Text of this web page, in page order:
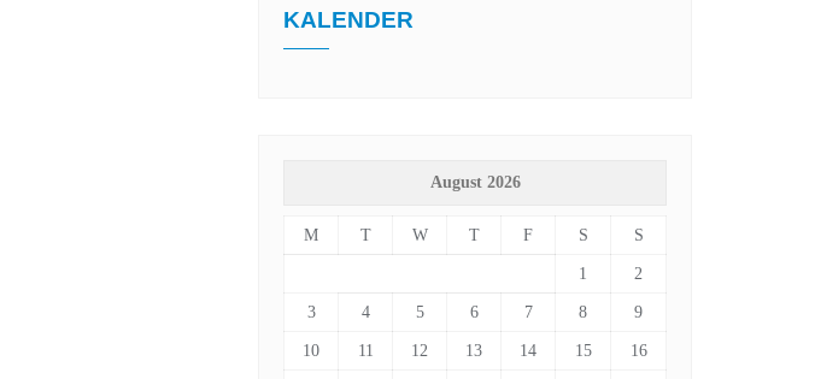
KALENDER
August 2026
M T W T F S S
1 2
3 4 5 6 7 8 9
10 11 12 13 14 15 16